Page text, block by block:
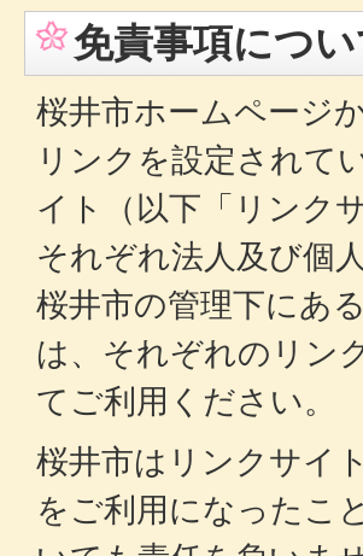
免責事項につい
桜井市ホームページ
リンクを設定されて
イト（以下「リンク
それぞれ法人及び個
桜井市の管理下にあ
は、それぞれのリン
てご利用ください。
桜井市はリンクサイ
をご利用になったこ